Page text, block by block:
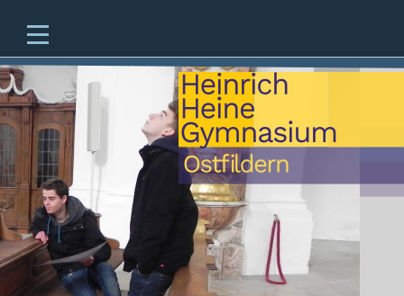
Home
Unsere Schule
Unterricht & Angebote
Zukünftige Fünftklässler
offene Ganztagesschule
Beratung
Schulleben
Service